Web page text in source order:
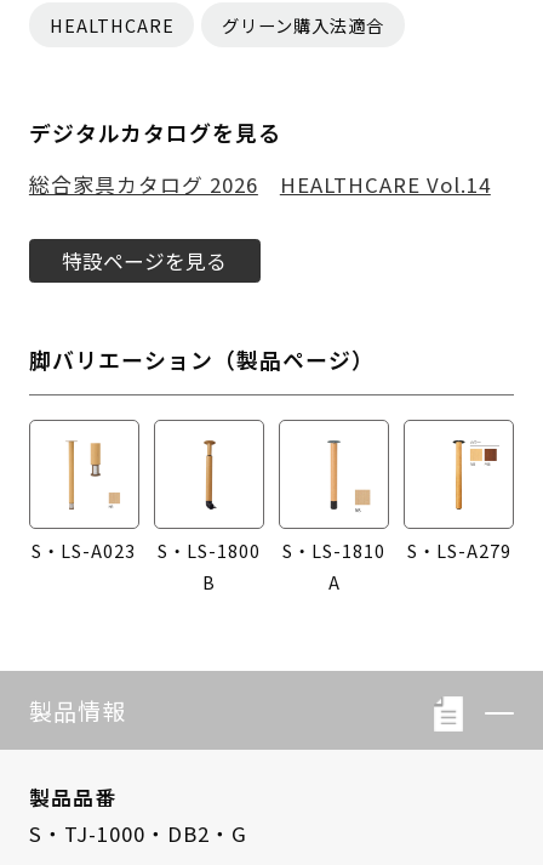
HEALTHCARE グリーン購入法適合
デジタルカタログを見る
総合家具カタログ 2026 HEALTHCARE Vol.14
特設ページを見る
脚バリエーション（製品ページ）
S・LS-A023
S・LS-1800
B
S・LS-1810
A
S・LS-A279
製品情報
製品品番
S・TJ-1000・DB2・G